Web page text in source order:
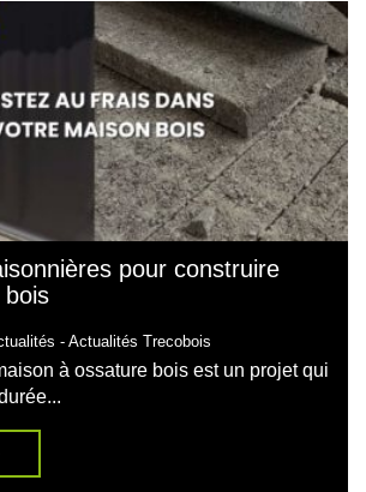
pour construire
-Actualités Trecobois
à ossature bois est un projet qui